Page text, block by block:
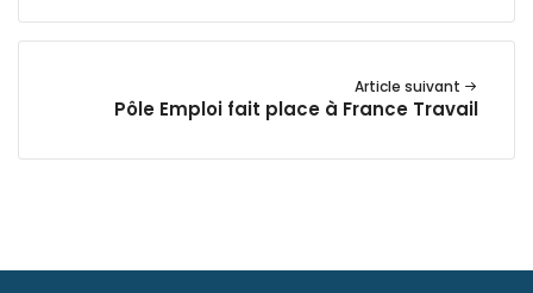
Article suivant
Pôle Emploi fait place à France Travail